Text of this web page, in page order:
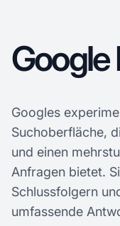
Googles
Suchoberfläche,
und einen
Anfragen bietet.
Schlussfolgern
umfassende